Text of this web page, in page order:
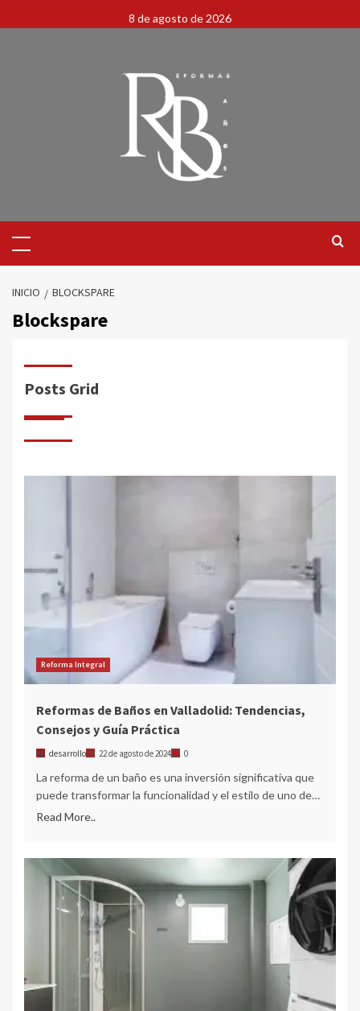
8 de agosto de 2026
INICIO BLOCKSPARE
Blockspare
Posts Grid
Reforma Integral
Reformas de Baños en Valladolid: Tendencias,
Consejos y Guía Práctica
desarrollo 22 de agosto de 2024 0
La reforma de un baño es una inversión significativa que
puede transformar la funcionalidad y el estilo de uno de…
Read More..